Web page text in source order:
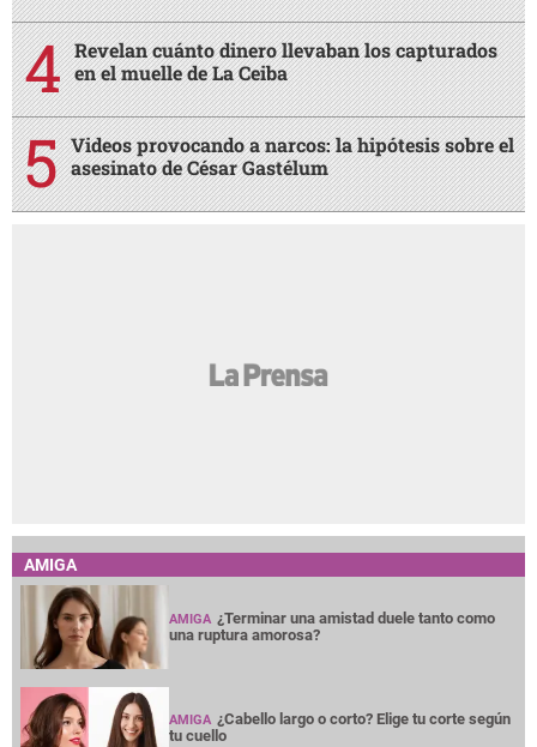
Revelan cuánto dinero llevaban los capturados
en el muelle de La Ceiba
Videos provocando a narcos: la hipótesis sobre el
asesinato de César Gastélum
AMIGA
AMIGA ¿Terminar una amistad duele tanto como
una ruptura amorosa?
AMIGA ¿Cabello largo o corto? Elige tu corte según
tu cuello